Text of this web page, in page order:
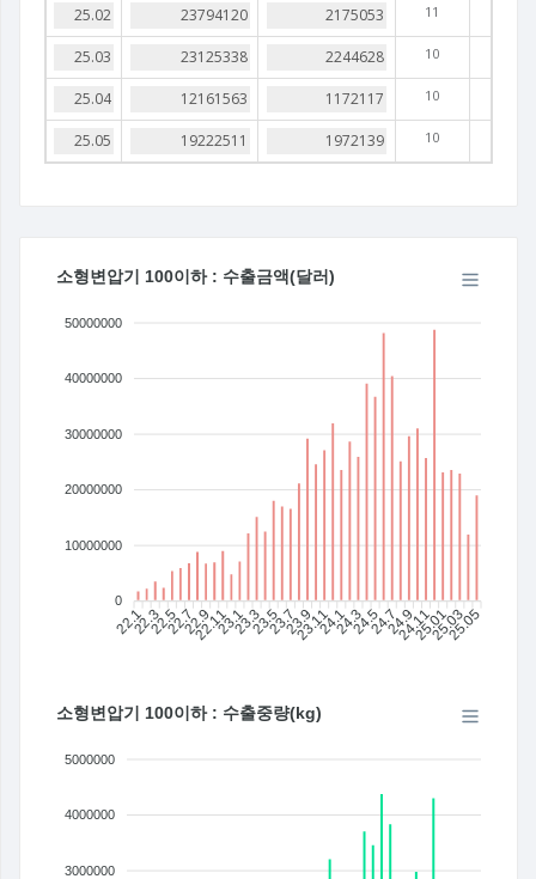
11
10
10
10
소형변압기 100이하 : 수출금액(달러)
50000000
40000000
30000000
20000000
10000000
0
22.122.322.522.722.9
22.1123.123.323.523.723.9
23.1124.124.324.524.724.9
24.1125.0125.03
25.05
소형변압기 100이하 : 수출중량(kg)
5000000
4000000
3000000